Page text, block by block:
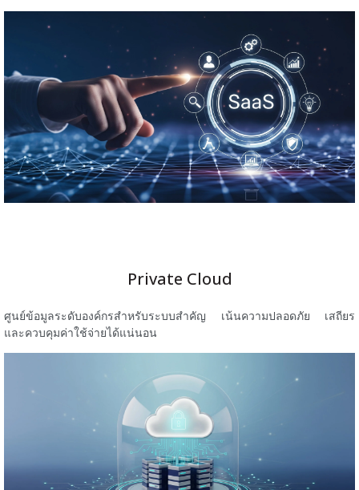
Private Cloud
ศูนย์ข้อมูลระดับองค์กรสำหรับระบบสำคัญ เน้นความปลอดภัย เสถียร
และควบคุมค่าใช้จ่ายได้แน่นอน